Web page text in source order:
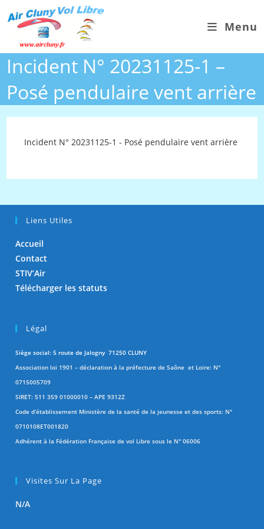
Menu
Incident N° 20231125-1 –
Posé pendulaire vent arrière
Incident N° 20231125-1 - Posé pendulaire vent arrière
Liens Utiles
Accueil
Contact
STIV’Air
Télécharger les statuts
Légal
Siège social: 5 route de Jalogny 71250 CLUNY
Association loi 1901 – déclaration à la préfecture de Saône et Loire: N°
0715005709
SIRET: 511 359 01000010 – APE 9312Z
Code d’établissement Ministère de la santé de la jeunesse et des sports: N°
0710108ET001820
Adhérent à la Fédération Française de vol Libre sous le N° 06006
Visites Sur La Page
N/A